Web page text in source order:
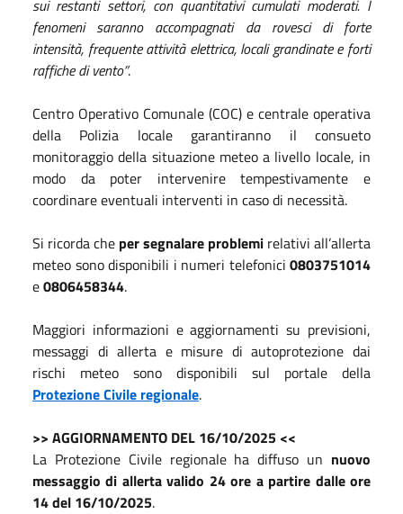
sui restanti settori, con quantitativi cumulati moderati. I
fenomeni saranno accompagnati da rovesci di forte
intensità, frequente attività elettrica, locali grandinate e forti
raffiche di vento”.
Centro Operativo Comunale (COC) e centrale operativa
della Polizia locale garantiranno il consueto
monitoraggio della situazione meteo a livello locale, in
modo da poter intervenire tempestivamente e
coordinare eventuali interventi in caso di necessità.
Si ricorda che per segnalare problemi relativi all’allerta
meteo sono disponibili i numeri telefonici 0803751014
e0806458344.
Maggiori informazioni e aggiornamenti su previsioni,
messaggi di allerta e misure di autoprotezione dai
rischi meteo sono disponibili sul portale della
Protezione Civile regionale.
>> AGGIORNAMENTO DEL 16/10/2025 <<
La Protezione Civile regionale ha diffuso un nuovo
messaggio di allerta valido 24 ore a partire dalle ore
14 del 16/10/2025.